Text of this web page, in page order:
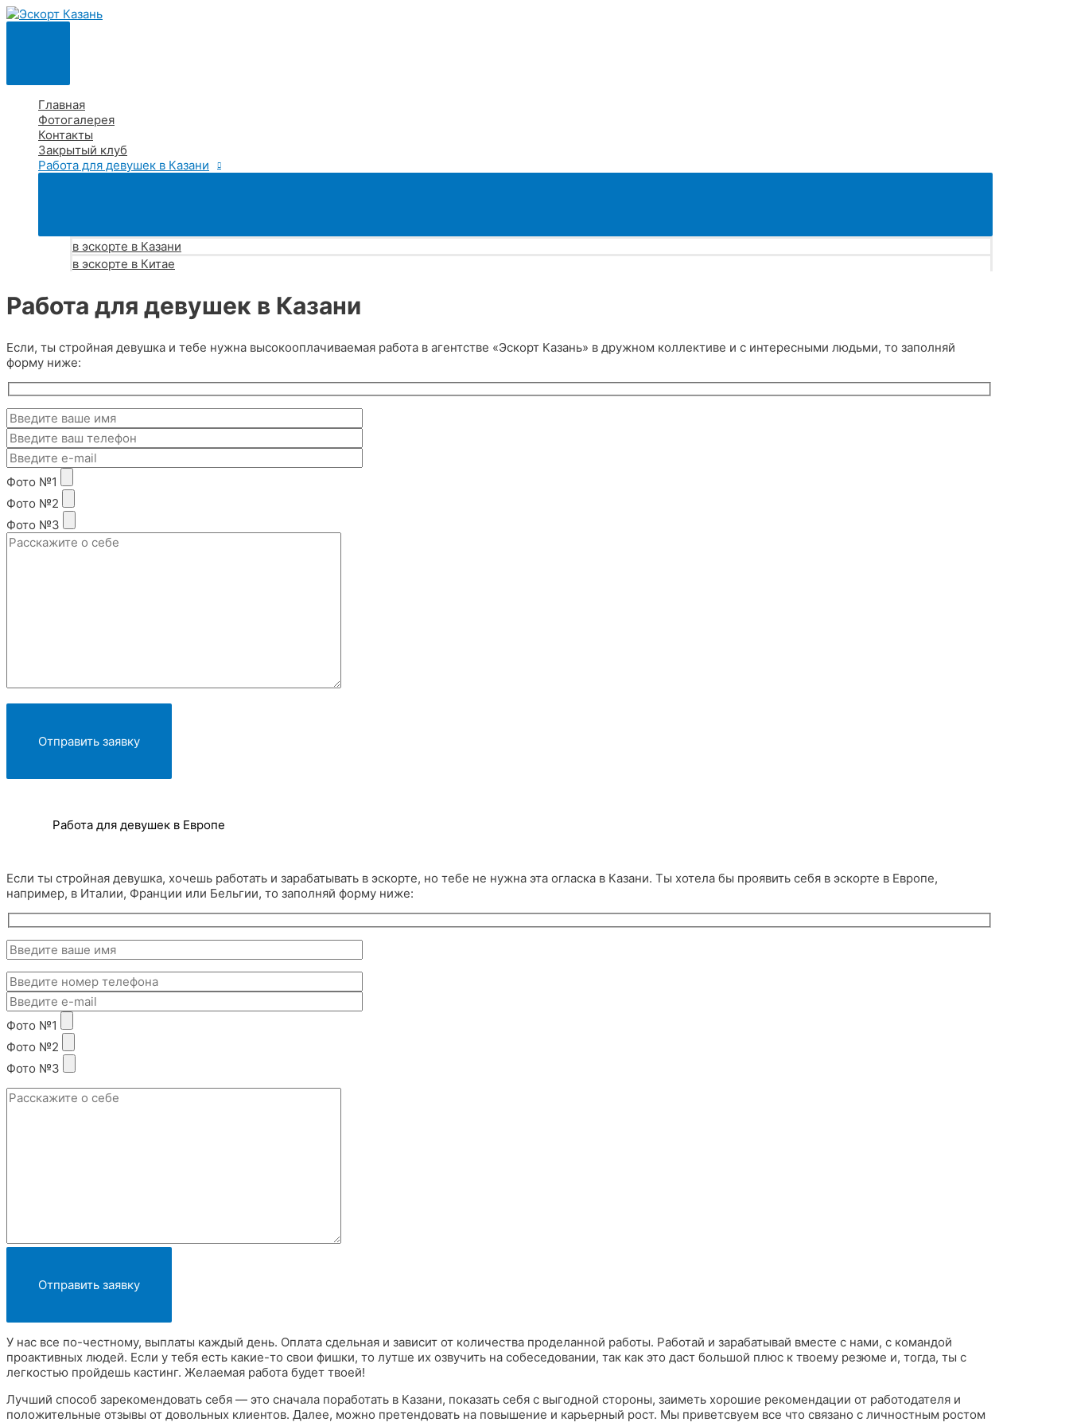
Перейти
к
Главная
Фотогалерея
Контакты
Закрытый клуб
Работа для девушек в Казани
в эскорте в Казани
в эскорте в Китае
Работа для девушек в Казани
Если, ты стройная девушка и тебе нужна высокооплачиваемая работа в агентстве «Эскорт Казань» в дружном коллективе и с интересными людьми, то заполняй
форму ниже:
Фото №1
Фото №2
Фото №3
Работа для девушек в Европе
Если ты стройная девушка, хочешь работать и зарабатывать в эскорте, но тебе не нужна эта огласка в Казани. Ты хотела бы проявить себя в эскорте в Европе,
например, в Италии, Франции или Бельгии, то заполняй форму ниже:
Фото №1
Фото №2
Фото №3
У нас все по-честному, выплаты каждый день. Оплата сдельная и зависит от количества проделанной работы. Работай и зарабатывай вместе с нами, с командой
проактивных людей. Если у тебя есть какие-то свои фишки, то лутше их озвучить на собеседовании, так как это даст большой плюс к твоему резюме и, тогда, ты с
легкостью пройдешь кастинг. Желаемая работа будет твоей!
Лучший способ зарекомендовать себя — это сначала поработать в Казани, показать себя с выгодной стороны, заиметь хорошие рекомендации от работодателя и
положительные отзывы от довольных клиентов. Далее, можно претендовать на повышение и карьерный рост. Мы приветсвуем все что связано с личностным ростом